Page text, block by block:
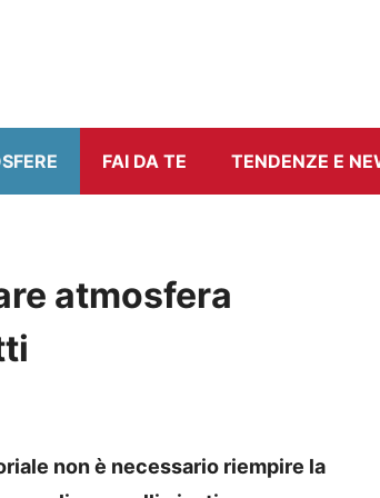
FAI DA TE TENDENZE E
atmosfera
non è necessario riempire la